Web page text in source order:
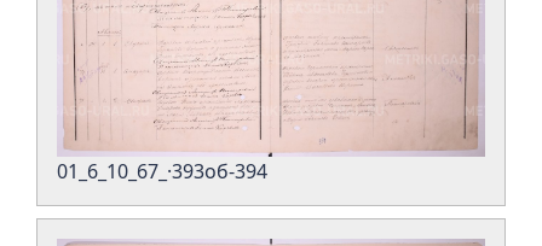
01_6_10_67_·393об-394